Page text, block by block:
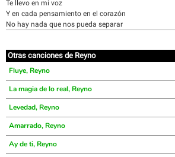
Te llevo en mi voz
Y en cada pensamiento en el corazón
No hay nada que nos pueda separar
Otras canciones de Reyno
Fluye, Reyno
La magia de lo real, Reyno
Levedad, Reyno
Amarrado, Reyno
Ay de ti, Reyno